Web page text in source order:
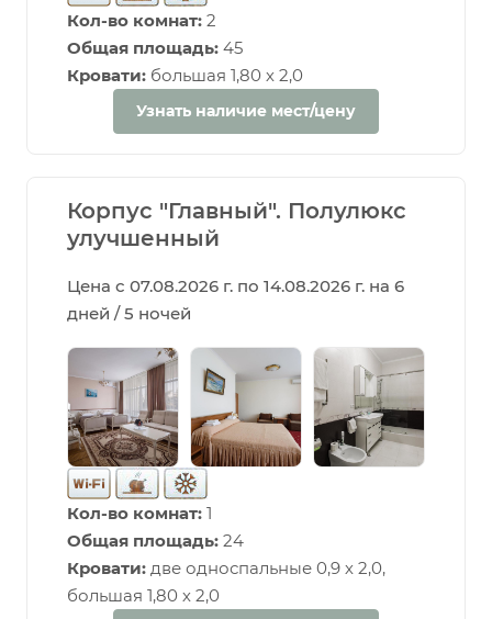
Кол-во комнат: 2
Общая площадь: 45
Кровати: большая 1,80 х 2,0
Узнать наличие мест/цену
Корпус "Главный". Полулюкс
улучшенный
Цена с 07.08.2026 г. по 14.08.2026 г. на 6
дней / 5 ночей
Кол-во комнат: 1
Общая площадь: 24
Кровати: две односпальные 0,9 х 2,0,
большая 1,80 х 2,0